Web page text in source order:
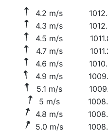
4.2 m/s
4.3 m/s
4.5 m/s
4.7 m/s
4.6 m/s
4.9 m/s
5.1 m/s
5 m/s
4.8 m/s
5.0 m/s